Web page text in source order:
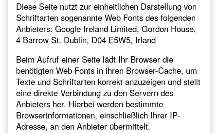
Diese Seite nutzt zur einheitlichen Darstellung von
Schriftarten sogenannte Web Fonts des folgenden
Anbieters: Google Ireland Limited, Gordon House,
4 Barrow St, Dublin, D04 E5W5, Irland
Beim Aufruf einer Seite lädt Ihr Browser die
benötigten Web Fonts in ihren Browser-Cache, um
Texte und Schriftarten korrekt anzuzeigen und stellt
eine direkte Verbindung zu den Servern des
Anbieters her. Hierbei werden bestimmte
Browserinformationen, einschließlich Ihrer IP-
Adresse, an den Anbieter übermittelt.